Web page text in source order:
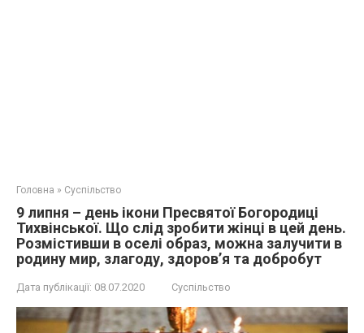
Головна » Суспільство
9 липня – день ікони Пресвятої Богородиці
Тихвінської. Що слід зробити жінці в цей день.
Розмістивши в оселі образ, можна залучити в
родину мир, злагоду, здоров’я та добробут
Дата публікації: 08.07.2020 Суспільство